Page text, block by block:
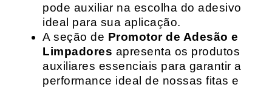
pode auxiliar na escolha do adesivo
ideal para sua aplicação.
A seção de Promotor de Adesão e
Limpadores apresenta os produtos
auxiliares essenciais para garantir a
performance ideal de nossas fitas e